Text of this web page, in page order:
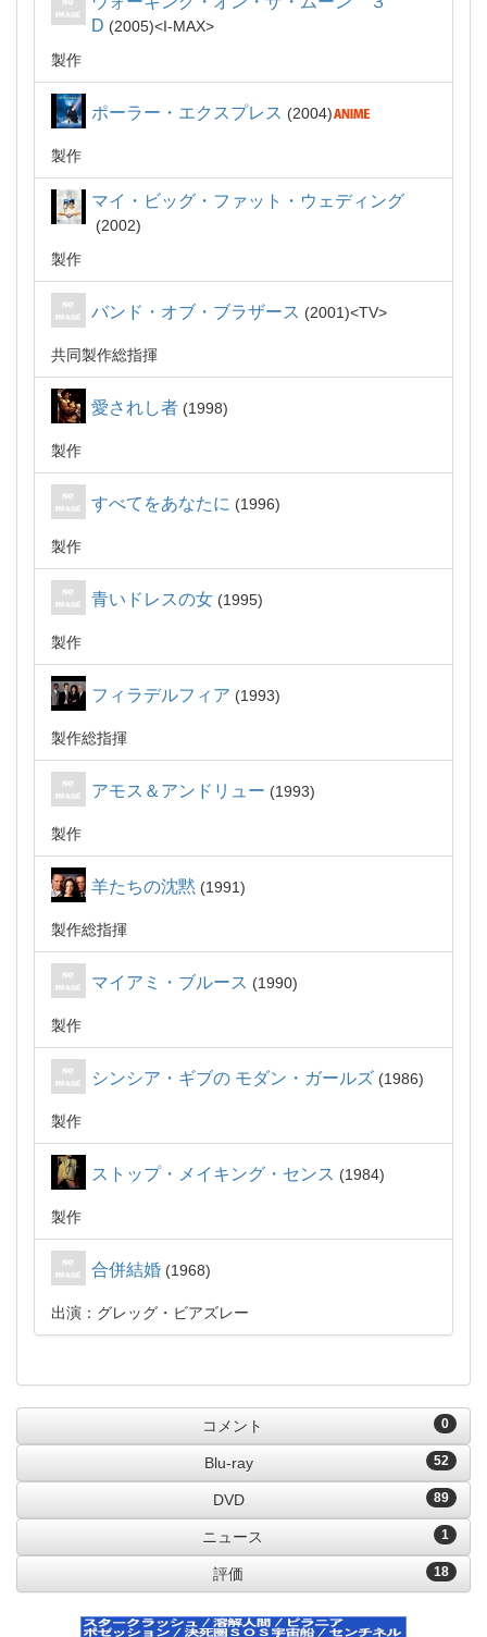
D
2005
I-MAX
製作
ポーラー・エクスプレス 2004
製作
マイ・ビッグ・ファット・ウェディング
2002
製作
バンド・オブ・ブラザース 2001 TV
共同製作総指揮
愛されし者 1998
製作
すべてをあなたに 1996
製作
青いドレスの女 1995
製作
フィラデルフィア 1993
製作総指揮
アモス＆アンドリュー 1993
製作
羊たちの沈黙 1991
製作総指揮
マイアミ・ブルース 1990
製作
シンシア・ギブの モダン・ガールズ 1986
製作
ストップ・メイキング・センス 1984
製作
合併結婚 1968
出演：グレッグ・ビアズレー
0
コメント
52
Blu-ray
89
DVD
1
ニュース
18
評価